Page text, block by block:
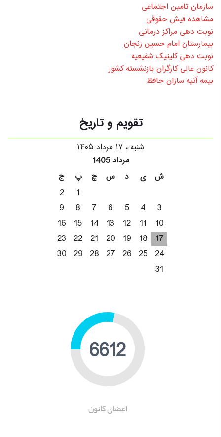
سازمان تامین اجتماعی
مشاهده فیش حقوقی
نوبت دهی مراکز درمانی
بیمارستان امام حسین زنجان
نوبت دهی کلینیک شفیعیه
کانون عالی کارگران بازنشسته کشور
بیمه آتیه سازان حافظ
تقویم و تاریخ
شنبه ، ۱۷ مرداد ۱۴۰۵
مرداد 1405
ج
پ چ س د ی
ش
2
1
9
8 7 6 5 4
3
16
15 14 13 12 11
10
23 22 21 20 19 18
17
30 29 28 27 26 25 24
31
11988
اعضای کانون